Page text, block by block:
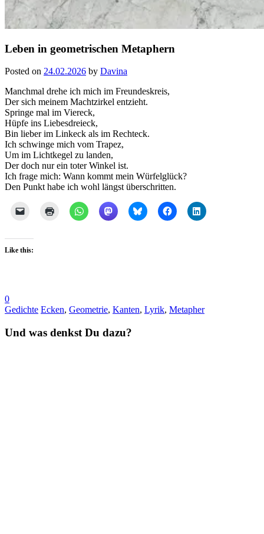
Leben in geometrischen Metaphern
Posted on 24.02.2026 by Davina
Manchmal drehe ich mich im Freundeskreis,
Der sich meinem Machtzirkel entzieht.
Springe mal im Viereck,
Hüpfe ins Liebesdreieck,
Bin lieber im Linkeck als im Rechteck.
Ich schwinge mich vom Trapez,
Um im Lichtkegel zu landen,
Der doch nur ein toter Winkel ist.
Ich frage mich: Wann kommt mein Würfelglück?
Den Punkt habe ich wohl längst überschritten.
Like this:
0
Gedichte Ecken, Geometrie, Kanten, Lyrik, Metapher
Und was denkst Du dazu?